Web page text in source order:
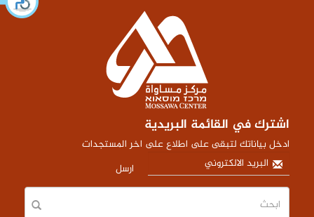
اشترك في القائمة البريدية
ادخل بياناتك لتبقى على اطلاع على اخر المستجدات
ارسل